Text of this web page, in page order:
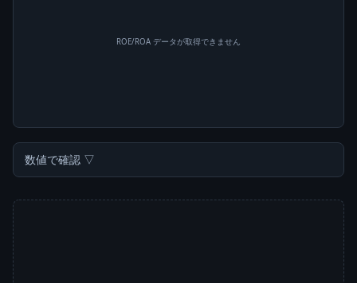
ROE/ROA データが取得できません
数値で確認 ▽